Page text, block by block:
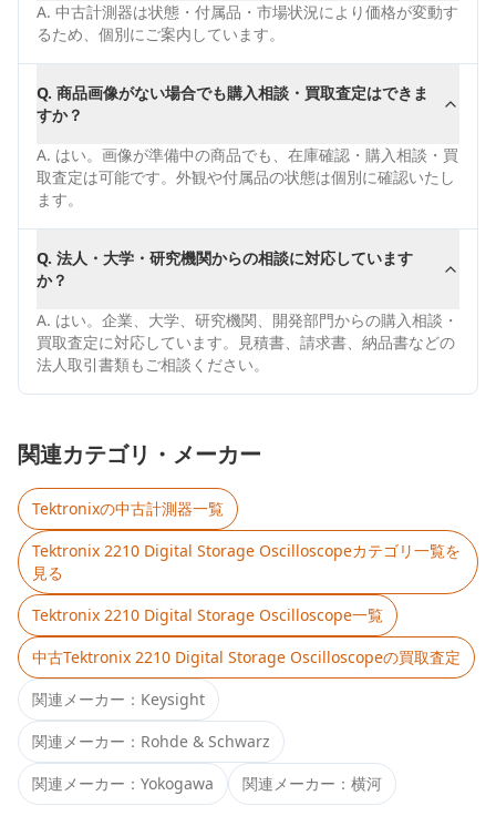
A. 中古計測器は状態・付属品・市場状況により価格が変動す
るため、個別にご案内しています。
Q. 商品画像がない場合でも購入相談・買取査定はできま
すか？
A. はい。画像が準備中の商品でも、在庫確認・購入相談・買
取査定は可能です。外観や付属品の状態は個別に確認いたし
ます。
Q. 法人・大学・研究機関からの相談に対応しています
か？
A. はい。企業、大学、研究機関、開発部門からの購入相談・
買取査定に対応しています。見積書、請求書、納品書などの
法人取引書類もご相談ください。
関連カテゴリ・メーカー
Tektronixの中古計測器一覧
Tektronix 2210 Digital Storage Oscilloscopeカテゴリ一覧を
見る
Tektronix 2210 Digital Storage Oscilloscope一覧
中古Tektronix 2210 Digital Storage Oscilloscopeの買取査定
関連メーカー： Keysight
関連メーカー： Rohde & Schwarz
関連メーカー： Yokogawa 関連メーカー： 横河